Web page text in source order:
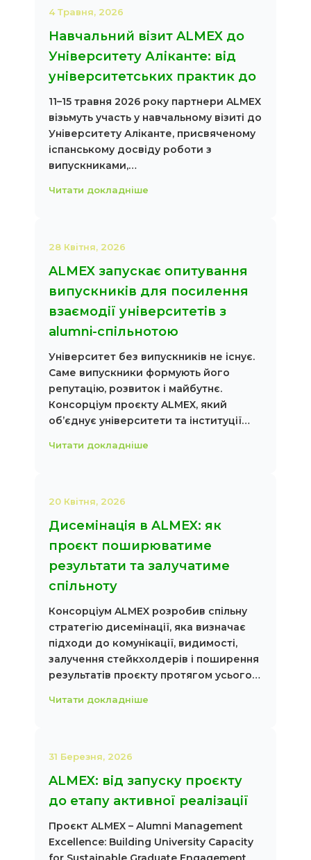
4 Травня, 2026
Навчальний візит ALMEX до
Університету Аліканте: від
університетських практик до
11–15 травня 2026 року партнери ALMEX
візьмуть участь у навчальному візиті до
Університету Аліканте, присвяченому
іспанському досвіду роботи з
випускниками,…
Читати докладніше
28 Квітня, 2026
ALMEX запускає опитування
випускників для посилення
взаємодії університетів з
alumni-спільнотою
Університет без випускників не існує.
Саме випускники формують його
репутацію, розвиток і майбутнє.
Консорціум проєкту ALMEX, який
об’єднує університети та інституції…
Читати докладніше
20 Квітня, 2026
Дисемінація в ALMEX: як
проєкт поширюватиме
результати та залучатиме
спільноту
Консорціум ALMEX розробив спільну
стратегію дисемінації, яка визначає
підходи до комунікації, видимості,
залучення стейкхолдерів і поширення
результатів проєкту протягом усього…
Читати докладніше
31 Березня, 2026
ALMEX: від запуску проєкту
до етапу активної реалізації
Проєкт ALMEX – Alumni Management
Excellence: Building University Capacity